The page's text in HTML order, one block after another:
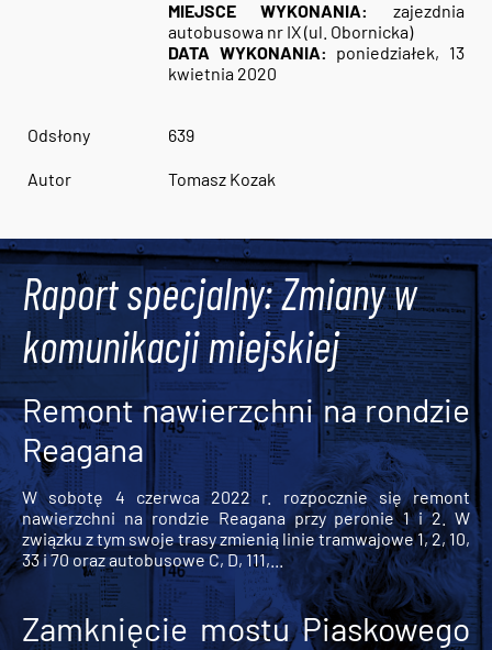
MIEJSCE WYKONANIA:
zajezdnia
autobusowa nr IX (ul. Obornicka)
DATA WYKONANIA: poniedziałek, 13
kwietnia 2020
Odsłony 639
Autor Tomasz Kozak
Raport specjalny: Zmiany w
komunikacji miejskiej
Remont nawierzchni na rondzie
Reagana
W sobotę 4 czerwca 2022 r. rozpocznie się remont
nawierzchni na rondzie Reagana przy peronie 1 i 2. W
związku z tym swoje trasy zmienią linie tramwajowe 1, 2, 10,
33 i 70 oraz autobusowe C, D, 111,...
Zamknięcie mostu Piaskowego